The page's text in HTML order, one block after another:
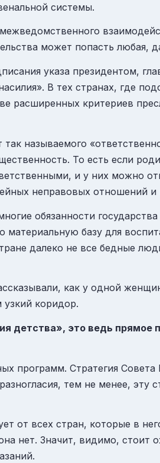
системы.
может попасть любая,
указа президентом,
В тех странах, где
расширенных критериев
называемого
То есть если
и у них можно
неправовых отношений
обязанности
базу для
далеко не все бедные
как у одной
узкий коридор.
детства», это ведь
программ. Стратегия
тем не менее, эту
от всех стран, которые в
нет. Значит, видимо, стоит